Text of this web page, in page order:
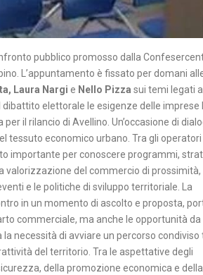
pubblico promosso dalla
L’appuntamento è fissato per domani
Laura Nargi e Nello Pizza sui temi legati al
elettorale le esigenze delle imprese
il rilancio di Avellino. Un’occasione di
tessuto economico urbano. Tra gli operatori
importante per conoscere programmi,
del commercio di prossimità,
e le politiche di sviluppo territoriale. La
in un momento di ascolto e proposta,
commerciale, ma anche le opportunità da
necessità di avviare un percorso condiviso
del territorio. Tra le aspettative degli
della promozione economica e della